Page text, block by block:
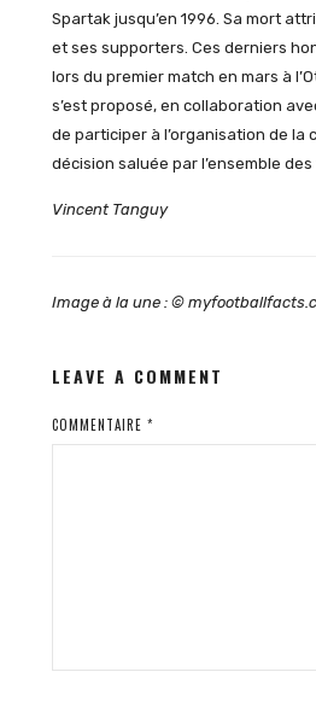
Spartak jusqu’en 1996. Sa mort
et ses supporters. Ces derniers
lors du premier match en mars à
s’est proposé, en collaboration
de participer à l’organisation de la
décision saluée par l’ensemble
Vincent Tanguy
Image à la une : ©
LEAVE A COMMENT
COMMENTAIRE *